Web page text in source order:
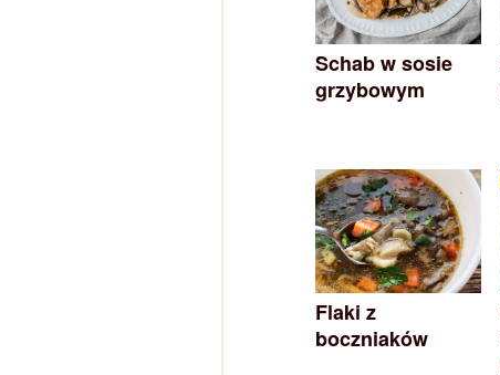
Schab w sosie
grzybowym
Flaki z
boczniaków